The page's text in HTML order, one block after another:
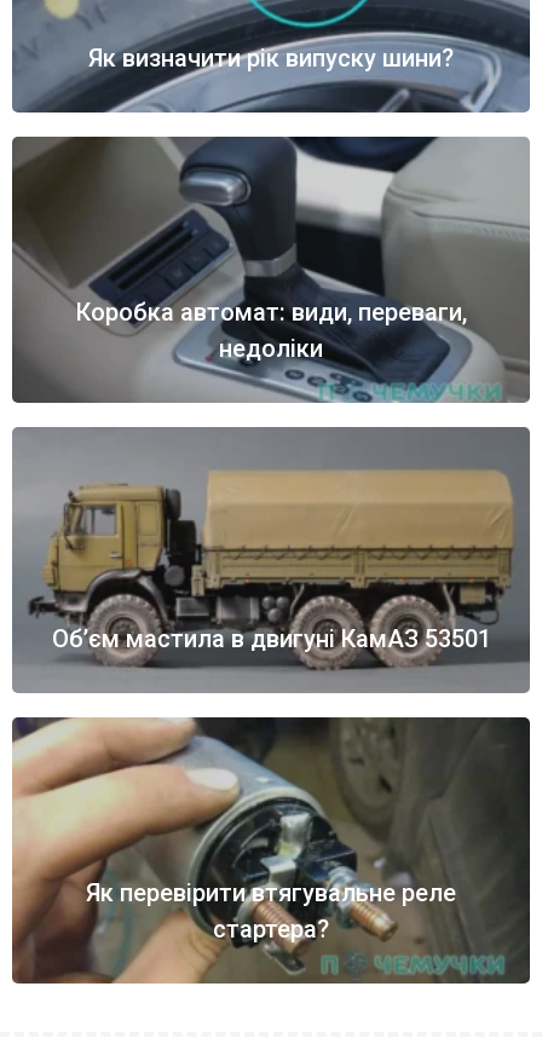
Як визначити рік випуску шини?
Коробка автомат: види, переваги,
недоліки
Об’єм мастила в двигуні КамАЗ 53501
Як перевірити втягувальне реле
стартера?